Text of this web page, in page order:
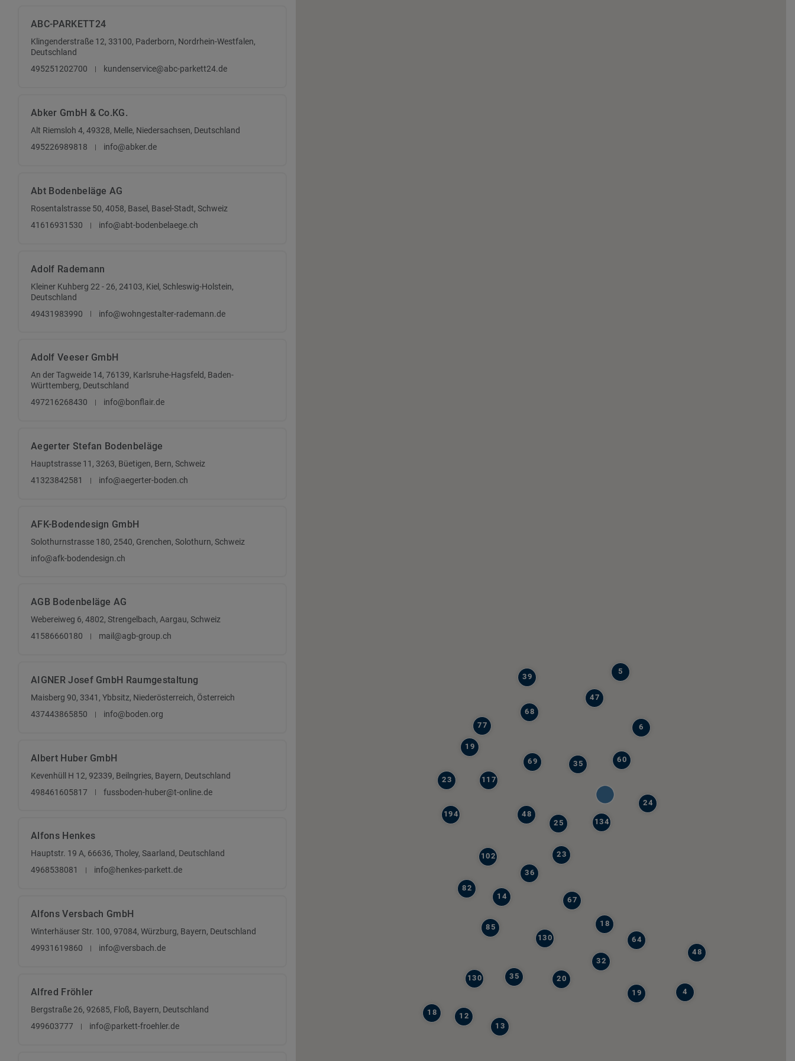
ABC-PARKETT24
Klingenderstraße 12, 33100, Paderborn, Nordrhein-Westfalen,
Deutschland
495251202700
kundenservice@abc-parkett24.de
Abker GmbH & Co.KG.
Alt Riemsloh 4, 49328, Melle, Niedersachsen, Deutschland
495226989818
info@abker.de
Abt Bodenbeläge AG
Rosentalstrasse 50, 4058, Basel, Basel-Stadt, Schweiz
41616931530
info@abt-bodenbelaege.ch
Adolf Rademann
Kleiner Kuhberg 22 - 26, 24103, Kiel, Schleswig-Holstein,
Deutschland
49431983990
info@wohngestalter-rademann.de
Adolf Veeser GmbH
An der Tagweide 14, 76139, Karlsruhe-Hagsfeld, Baden-
Württemberg, Deutschland
497216268430
info@bonflair.de
Aegerter Stefan Bodenbeläge
Hauptstrasse 11, 3263, Büetigen, Bern, Schweiz
41323842581
info@aegerter-boden.ch
AFK-Bodendesign GmbH
Solothurnstrasse 180, 2540, Grenchen, Solothurn, Schweiz
info@afk-bodendesign.ch
AGB Bodenbeläge AG
Webereiweg 6, 4802, Strengelbach, Aargau, Schweiz
41586660180
mail@agb-group.ch
AIGNER Josef GmbH Raumgestaltung
Maisberg 90, 3341, Ybbsitz, Niederösterreich, Österreich
437443865850
info@boden.org
Albert Huber GmbH
Kevenhüll H 12, 92339, Beilngries, Bayern, Deutschland
498461605817
fussboden-huber@t-online.de
Alfons Henkes
Hauptstr. 19 A, 66636, Tholey, Saarland, Deutschland
4968538081
info@henkes-parkett.de
Alfons Versbach GmbH
Winterhäuser Str. 100, 97084, Würzburg, Bayern, Deutschland
49931619860
info@versbach.de
Alfred Fröhler
Bergstraße 26, 92685, Floß, Bayern, Deutschland
499603777
info@parkett-froehler.de
48
85
194
77
117
130
39
64
67
82
36
130
69
134
23
68
35
35
102
19
23
47
19
48
14
60
12
18
32
13
20
24
6
25
5
4
18